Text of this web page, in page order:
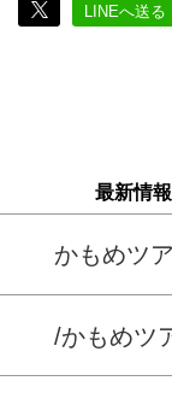
LINEへ送る
最新情
かもめツ
/かもめツ